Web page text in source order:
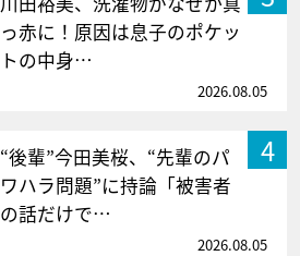
っ赤に！原因は息子のポケッ
トの中身…
2026.08.05
4
“後輩”今田美桜、“先輩のパ
ワハラ問題”に持論「被害者
の話だけで…
2026.08.05